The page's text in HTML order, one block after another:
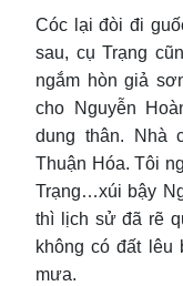
Cóc lại đòi đi
sau, cụ Trạng
ngắm hòn giả
cho Nguyễn
dung thân. Nhà
Thuận Hóa. Tôi
Trạng…xúi bậy
thì lịch sử đã rẽ
không có đất lêu
mưa.